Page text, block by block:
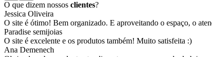
O que dizem nossos clientes?
Jessica Oliveira
O site é ótimo! Bem organizado. E aproveitando o espaço, o
Paradise semijoias
O site é excelente e os produtos também! Muito satisfeita :)
Ana Demenech